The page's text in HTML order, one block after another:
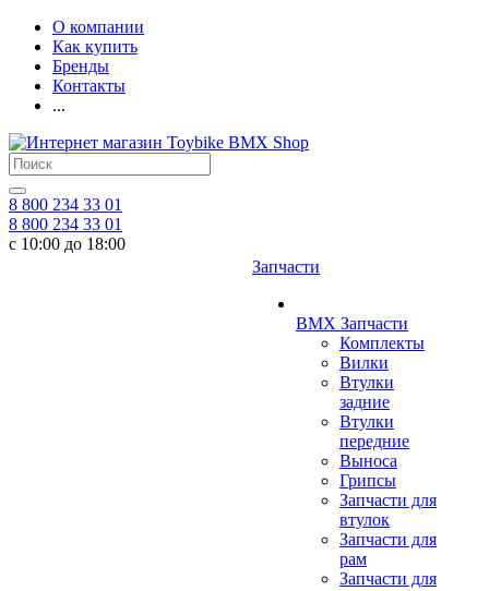
О компании
Как купить
Бренды
Контакты
...
8 800 234 33 01
8 800 234 33 01
с 10:00 до 18:00
Запчасти
BMX Запчасти
Комплекты
Вилки
Втулки
задние
Втулки
передние
Выноса
Грипсы
Запчасти для
втулок
Запчасти для
рам
Запчасти для